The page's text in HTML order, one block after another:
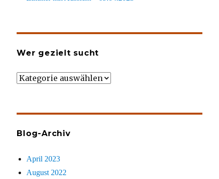
Wer gezielt sucht
Wer
Blog-Archiv
April 2023
August 2022